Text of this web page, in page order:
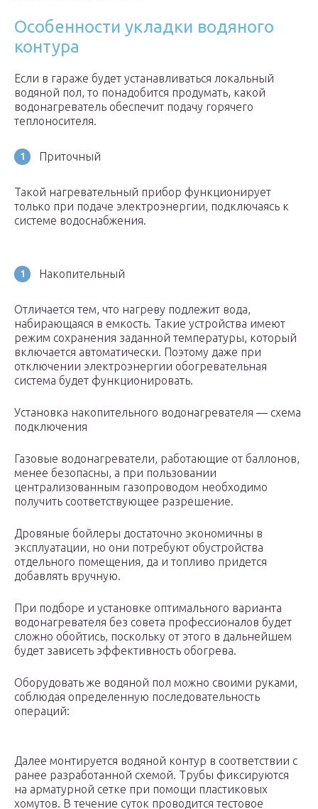
Особенности укладки водяного
контура
Если в гараже будет устанавливаться локальный
водяной пол, то понадобится продумать, какой
водонагреватель обеспечит подачу горячего
теплоносителя.
Приточный
Такой нагревательный прибор функционирует
только при подаче электроэнергии, подключаясь к
системе водоснабжения.
Накопительный
Отличается тем, что нагреву подлежит вода,
набирающаяся в емкость. Такие устройства имеют
режим сохранения заданной температуры, который
включается автоматически. Поэтому даже при
отключении электроэнергии обогревательная
система будет функционировать.
Установка накопительного водонагревателя — схема
подключения
Газовые водонагреватели, работающие от баллонов,
менее безопасны, а при пользовании
централизованным газопроводом необходимо
получить соответствующее разрешение.
Дровяные бойлеры достаточно экономичны в
эксплуатации, но они потребуют обустройства
отдельного помещения, да и топливо придется
добавлять вручную.
При подборе и установке оптимального варианта
водонагревателя без совета профессионалов будет
сложно обойтись, поскольку от этого в дальнейшем
будет зависеть эффективность обогрева.
Оборудовать же водяной пол можно своими руками,
соблюдая определенную последовательность
операций:
Далее монтируется водяной контур в соответствии с
ранее разработанной схемой. Трубы фиксируются
на арматурной сетке при помощи пластиковых
хомутов. В течение суток проводится тестовое